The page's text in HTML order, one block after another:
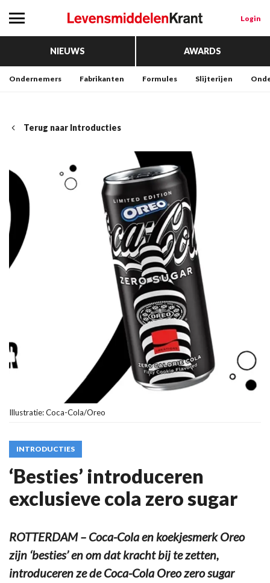
Login
NIEUWS AWARDS
Ondernemers Fabrikanten Formules Slijterijen
Terug naar Introducties
Illustratie: Coca-Cola/Oreo
INTRODUCTIES
‘Besties’ introduceren
exclusieve cola zero sugar
ROTTERDAM – Coca-Cola en koekjesmerk Oreo
zijn ‘besties’ en om dat kracht bij te zetten,
introduceren ze de Coca-Cola Oreo zero sugar